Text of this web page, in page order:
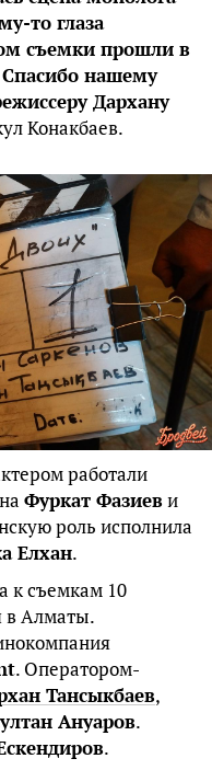
то глаза
съемки прошли в
Спасибо нашему
Дархану
Конакбаев.
работали
Фуркат Фазиеви
роль исполнила
Елхан.
к съемкам 10
в Алматы.
. Оператором-
Тансыкбаев,
Ануаров.
.